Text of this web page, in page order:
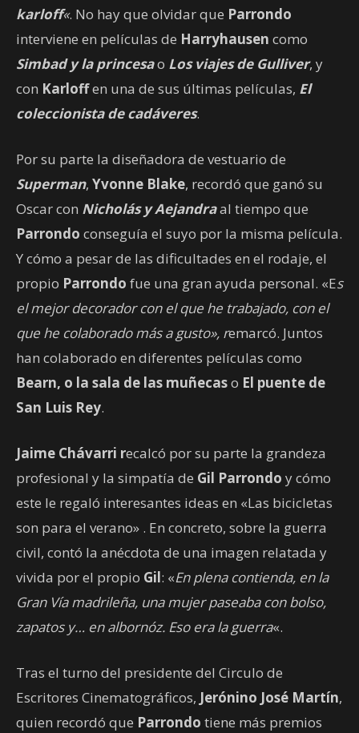
karloff«. No hay que olvidar que Parrondo
interviene en películas de Harryhausen como
Simbad y la princesao Los viajes de Gulliver, y
con Karloffen una de sus últimas películas, El
coleccionista de cadáveres.
Por su parte la diseñadora de vestuario de
Superman, Yvonne Blake, recordó que ganó su
Oscar con Nicholás y Aejandraal tiempo que
Parrondo conseguía el suyo por la misma película.
Y cómo a pesar de las dificultades en el rodaje, el
propio Parrondo fue una gran ayuda personal. «Es
el mejor decorador con el que he trabajado, con el
que he colaborado más a gusto», remarcó. Juntos
han colaborado en diferentes películas como
Bearn, o la sala de las muñecaso El puente de
San Luis Rey.
Jaime Chávarri recalcó por su parte la grandeza
profesional y la simpatía de Gil Parrondo y cómo
este le regaló interesantes ideas en «Las bicicletas
son para el verano» . En concreto, sobre la guerra
civil, contó la anécdota de una imagen relatada y
vivida por el propio Gil: «En plena contienda, en la
Gran Vía madrileña, una mujer paseaba con bolso,
zapatos y… en albornóz. Eso era la guerra«.
Tras el turno del presidente del Circulo de
Escritores Cinematográficos, Jerónino José Martín,
quien recordó que Parrondo tiene más premios